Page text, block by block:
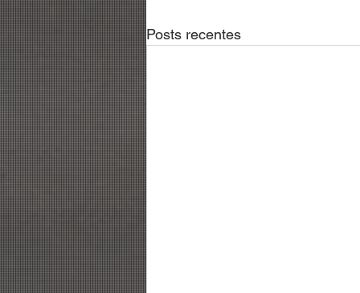
Posts recentes